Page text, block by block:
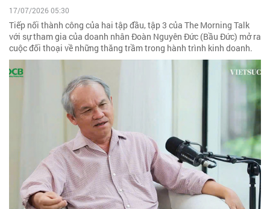
17/07/2026 05:30
Tiếp nối thành công của hai tập đầu, tập 3 của The Morning Talk
với sự tham gia của doanh nhân Đoàn Nguyên Đức (Bầu Đức) mở ra
cuộc đối thoại về những thăng trầm trong hành trình kinh doanh.